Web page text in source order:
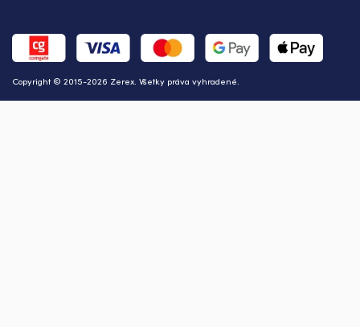
Copyright © 2015-2026 Zerex. Všetky práva vyhradené.